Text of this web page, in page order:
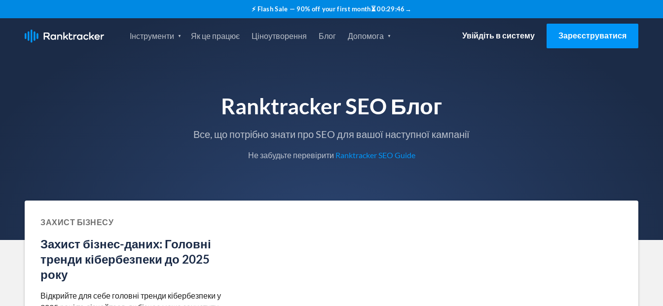
⚡ Flash Sale — 90% off your first month⏳00:29:45 →
Інструменти Як це працює Ціноутворення Блог Допомога Увійдіть в систему Зареєструватися
Ranktracker SEO Блог
Все, що потрібно знати про SEO для вашої наступної кампанії
Не забудьте перевірити Ranktracker SEO Guide
ЗАХИСТ БІЗНЕСУ
Захист бізнес-даних: Головні
тренди кібербезпеки до 2025
року
Відкрийте для себе головні тренди кібербезпеки у